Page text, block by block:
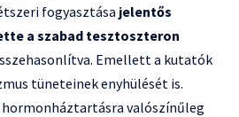
fogyasztása jelentős
a szabad tesztoszteron
Emellett a kutatók
tüneteinek enyhülését is.
valószínűleg